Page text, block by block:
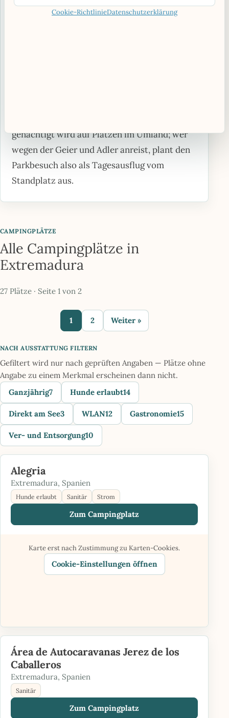
Cookie-RichtlinieDatenschutzerklärung
sichersten übernachtet man daher auf
genächtigt wird auf Plätzen im Umland; wer
wegen der Geier und Adler anreist, plant den
Parkbesuch also als Tagesausflug vom
Standplatz aus.
CAMPINGPLÄTZE
Alle Campingplätze in
Extremadura
27 Plätze · Seite 1 von 2
1 2 Weiter »
NACH AUSSTATTUNG FILTERN
Gefiltert wird nur nach geprüften Angaben — Plätze ohne
Angabe zu einem Merkmal erscheinen dann nicht.
Ganzjährig7 Hunde erlaubt14
Direkt am See3 WLAN12 Gastronomie15
Ver- und Entsorgung10
Alegria
Extremadura, Spanien
Hunde erlaubt Sanitär Strom
Zum Campingplatz
Karte erst nach Zustimmung zu Karten-Cookies.
Cookie-Einstellungen öffnen
Área de Autocaravanas Jerez de los
Caballeros
Extremadura, Spanien
Sanitär
Zum Campingplatz